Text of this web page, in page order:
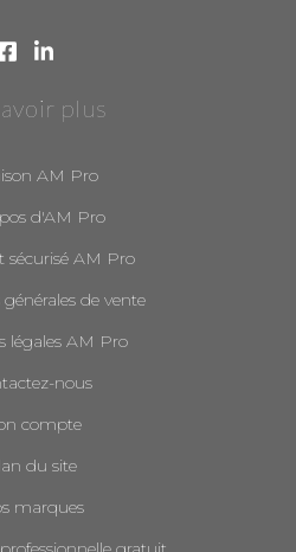
plus
AM Pro
d'AM Pro
sécurisé AM Pro
de vente
légales AM Pro
nous
compte
du site
marques